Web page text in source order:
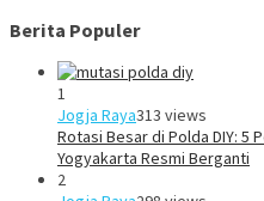
Berita Populer
1
Jogja Raya313 views
Rotasi Besar di Polda DIY: 5
Yogyakarta Resmi Berganti
2